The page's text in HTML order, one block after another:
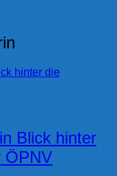
Blick hinter
ÖPNV